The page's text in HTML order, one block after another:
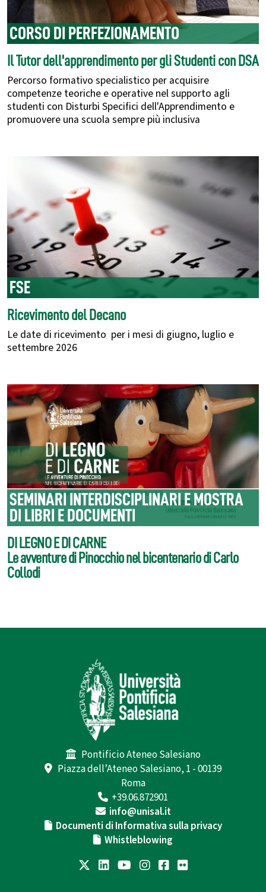
CORSO DI PERFEZIONAMENTO
Il Tutor dell'apprendimento per gli Studenti con DSA
Percorso formativo specialistico per acquisire
competenze teoriche e operative nel supporto agli
studenti con Disturbi Specifici dell'Apprendimento e
promuovere una scuola sempre più inclusiva
FSE
Ricevimento del Decano
Le date di ricevimento per i mesi di giugno, luglio e
settembre 2026
SEMINARI INTERDISCIPLINARI E MOSTRA
DI LIBRI E DOCUMENTI
DI LEGNO E DI CARNE
Le avventure di Pinocchio nel bicentenario di Carlo
Collodi
Pontificio Ateneo Salesiano
Piazza dell’Ateneo Salesiano, 1 - 00139
Roma
+39.06.872901
info@unisal.it
Documenti di Informativa sulla privacy
Whistleblowing